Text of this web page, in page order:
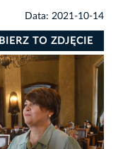
Data: 2021-10-14
TO ZDJĘCIE